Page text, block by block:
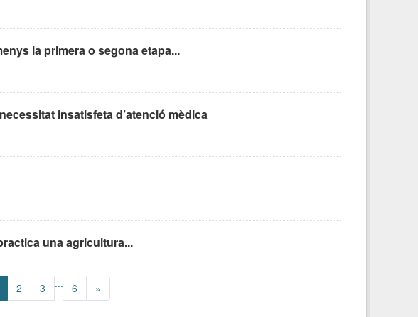
la primera o segona etapa...
insatisfeta d’atenció mèdica
una agricultura...
2 3 ... 6 »